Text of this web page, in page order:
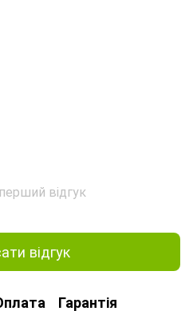
відгук
відгук
Гарантія